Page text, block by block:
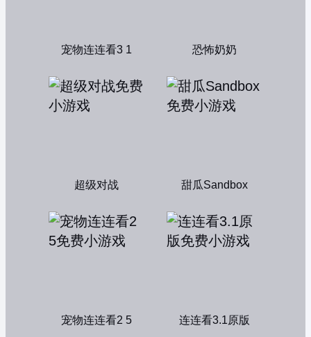
宠物连连看3 1 恐怖奶奶
超级对战 甜瓜Sandbox
宠物连连看2 5 连连看3.1原版